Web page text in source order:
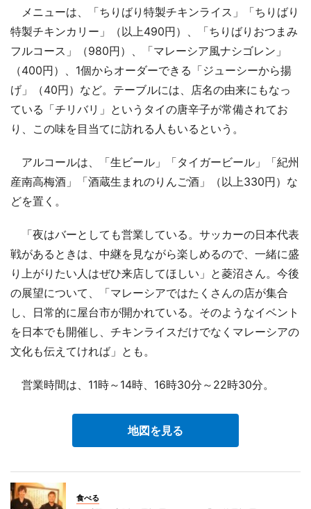
メニューは、「ちりばり特製チキンライス」「ちりばり
特製チキンカリー」（以上490円）、「ちりばりおつまみ
フルコース」（980円）、「マレーシア風ナシゴレン」
（400円）、1個からオーダーできる「ジューシーから揚
げ」（40円）など。テーブルには、店名の由来にもなっ
ている「チリバリ」というタイの唐辛子が常備されてお
り、この味を目当てに訪れる人もいるという。
アルコールは、「生ビール」「タイガービール」「紀州
産南高梅酒」「酒蔵生まれのりんご酒」（以上330円）な
どを置く。
「夜はバーとしても営業している。サッカーの日本代表
戦があるときは、中継を見ながら楽しめるので、一緒に盛
り上がりたい人はぜひ来店してほしい」と菱沼さん。今後
の展望について、「マレーシアではたくさんの店が集合
し、日常的に屋台市が開かれている。そのようなイベント
を日本でも開催し、チキンライスだけでなくマレーシアの
文化も伝えてければ」とも。
営業時間は、11時～14時、16時30分～22時30分。
地図を見る
食べる